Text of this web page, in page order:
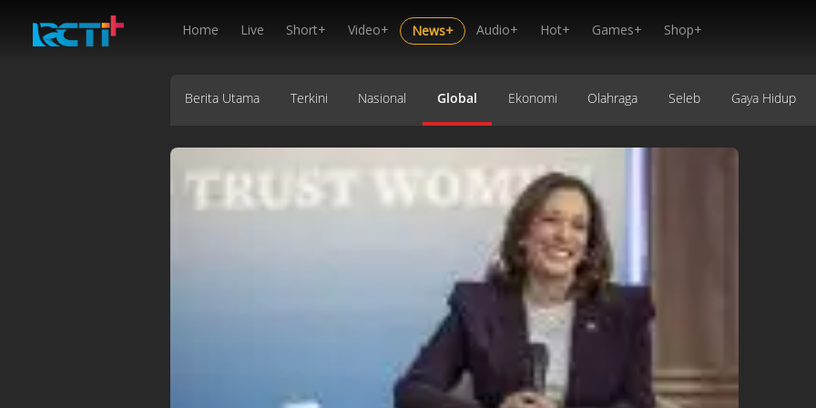
Home Live Short+ Video+ News+ Audio+ Hot+ Games+ Shop+
Berita Utama Terkini Nasional Global Ekonomi Olahraga Seleb Gaya Hidup